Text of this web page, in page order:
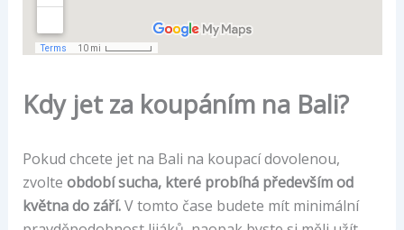
Kdy jet za koupáním na Bali?
Pokud chcete jet na Bali na koupací dovolenou,
zvolte období sucha, které probíhá především od
května do září.V tomto čase budete mít minimální